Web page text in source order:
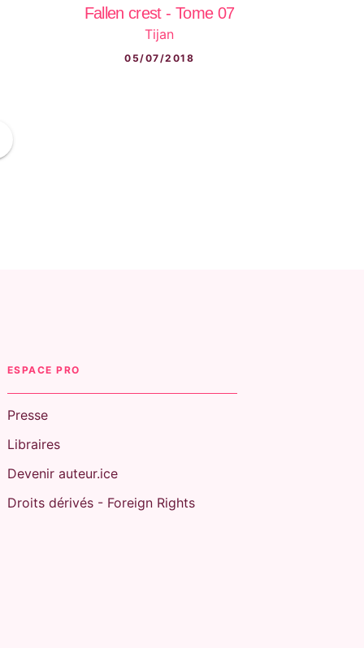
Fallen crest - Tome 07
Tijan
05/07/2018
ESPACE PRO
Presse
Libraires
Devenir auteur.ice
Droits dérivés - Foreign Rights